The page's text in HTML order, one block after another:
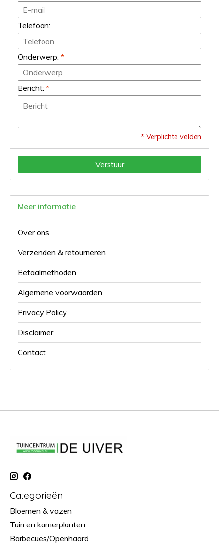
Telefoon:
Onderwerp: *
Bericht: *
* Verplichte velden
Verstuur
Meer informatie
Over ons
Verzenden & retourneren
Betaalmethoden
Algemene voorwaarden
Privacy Policy
Disclaimer
Contact
Categorieën
Bloemen & vazen
Tuin en kamerplanten
Barbecues/Openhaard